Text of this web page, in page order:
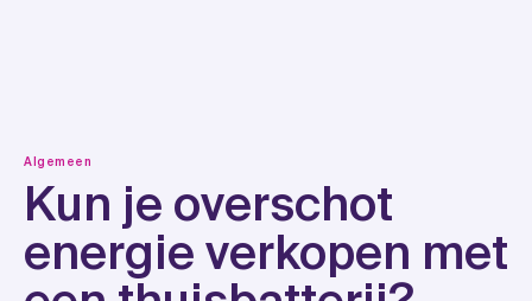
Algemeen
Kun je overschot
energie verkopen met